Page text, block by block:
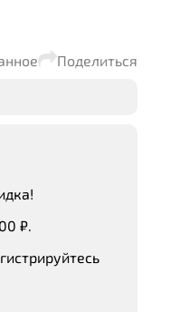
Поделиться
₽.